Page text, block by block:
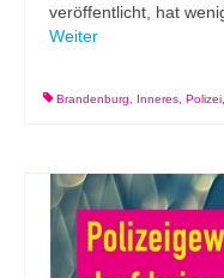
veröffentlicht, hat
Weiter
Brandenburg Inneres Polizei